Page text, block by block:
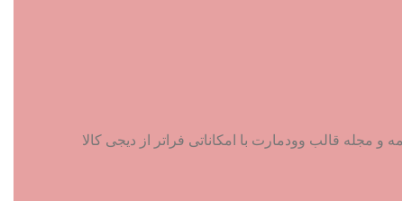
مجله قالب وودمارت با امکاناتی فراتر از دیجی کالا